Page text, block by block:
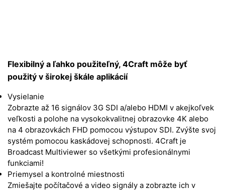
Flexibilný a ľahko použiteľný, 4Craft môže byť
použitý v širokej škále aplikácií
Vysielanie
Zobrazte až 16 signálov 3G SDI a/alebo HDMI v akejkoľvek
veľkosti a polohe na vysokokvalitnej obrazovke 4K alebo
na 4 obrazovkách FHD pomocou výstupov SDI. Zvýšte svoj
systém pomocou kaskádovej schopnosti. 4Craft je
Broadcast Multiviewer so všetkými profesionálnymi
funkciami!
Priemysel a kontrolné miestnosti
Zmiešajte počítačové a video signály a zobrazte ich v